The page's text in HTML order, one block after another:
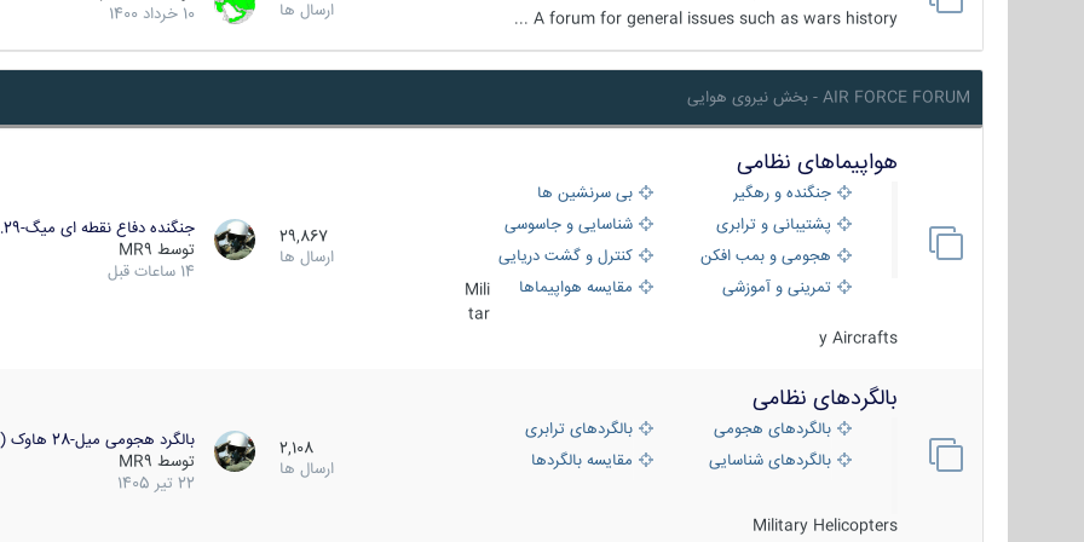
A forum for general issues such as wars history ...
ارسال ها
10 خرداد 1400
AIR FORCE FORUM - بخش نیروی هوایی
هواپیماهای نظامی
جنگنده و رهگیر
بی سرنشین ها
پشتیبانی و ترابری
شناسایی و جاسوسی
هجومی و بمب افکن
کنترل و گشت دریایی
تمرینی و آموزشی
مقایسه هواپیماها
Mili
tar
y Aircrafts
29,867
ارسال ها
جنگنده دفاع نقطه ای میگ-29…
توسط MR9
14 ساعات قبل
بالگردهای نظامی
بالگردهای هجومی
بالگردهای ترابری
بالگردهای شناسایی
مقایسه بالگردها
Military Helicopters
2,108
ارسال ها
بالگرد هجومی میل-28 هاوک (…
توسط MR9
22 تیر 1405